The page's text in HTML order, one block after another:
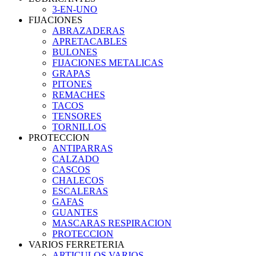
3-EN-UNO
FIJACIONES
ABRAZADERAS
APRETACABLES
BULONES
FIJACIONES METALICAS
GRAPAS
PITONES
REMACHES
TACOS
TENSORES
TORNILLOS
PROTECCION
ANTIPARRAS
CALZADO
CASCOS
CHALECOS
ESCALERAS
GAFAS
GUANTES
MASCARAS RESPIRACION
PROTECCION
VARIOS FERRETERIA